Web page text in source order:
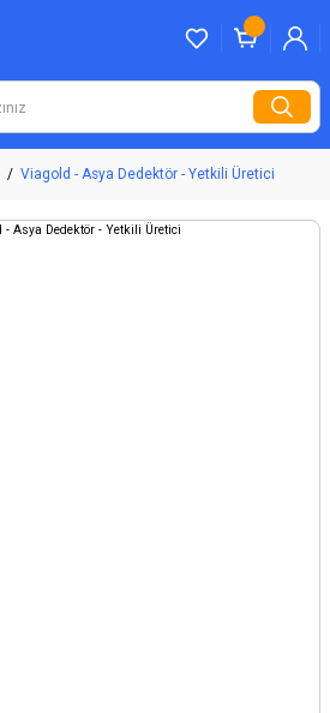
Viagold - Asya Dedektör - Yetkili Üretici